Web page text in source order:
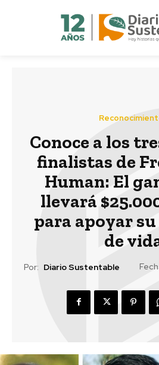
Conoce a los
finalistas de
Human: El
llevará
para apoyar
de
Por: Diario Sustentable